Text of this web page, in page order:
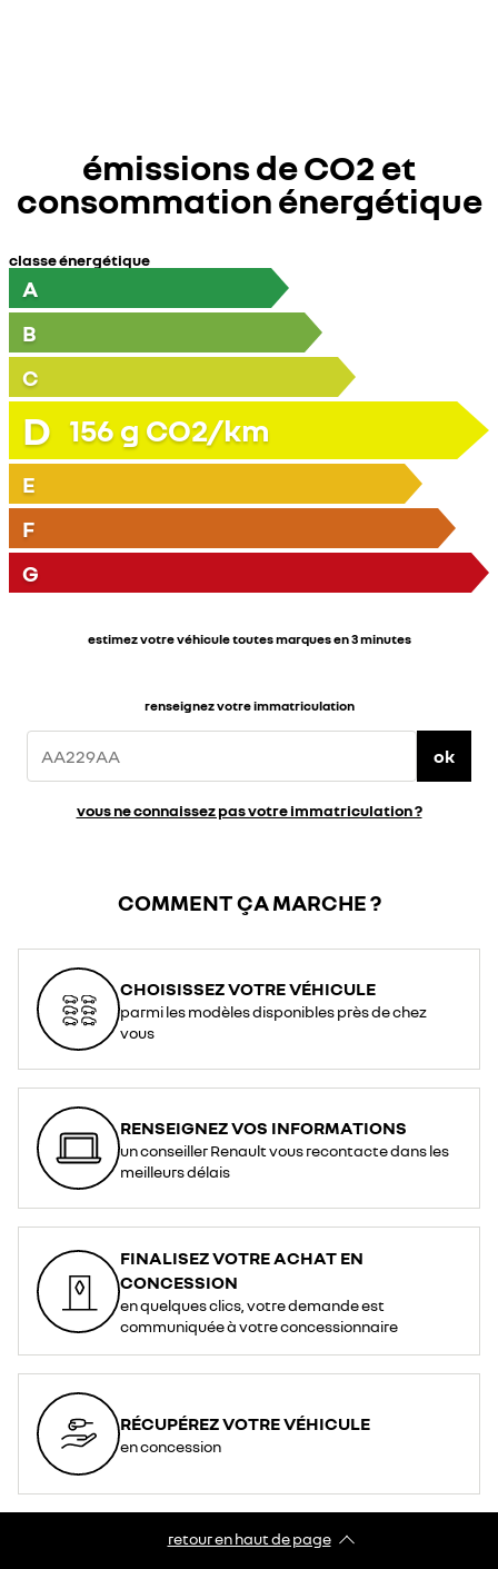
émissions de CO2 et
consommation énergétique
classe énergétique
A
B
C
D 156 g CO2/km
E
F
G
estimez votre véhicule toutes marques en 3 minutes
renseignez votre immatriculation
ok
vous ne connaissez pas votre immatriculation ?
COMMENT ÇA MARCHE ?
CHOISISSEZ VOTRE VÉHICULE
parmi les modèles disponibles près de chez
vous
RENSEIGNEZ VOS INFORMATIONS
un conseiller Renault vous recontacte dans les
meilleurs délais
FINALISEZ VOTRE ACHAT EN
CONCESSION
en quelques clics, votre demande est
communiquée à votre concessionnaire
RÉCUPÉREZ VOTRE VÉHICULE
en concession
retour en haut de page​